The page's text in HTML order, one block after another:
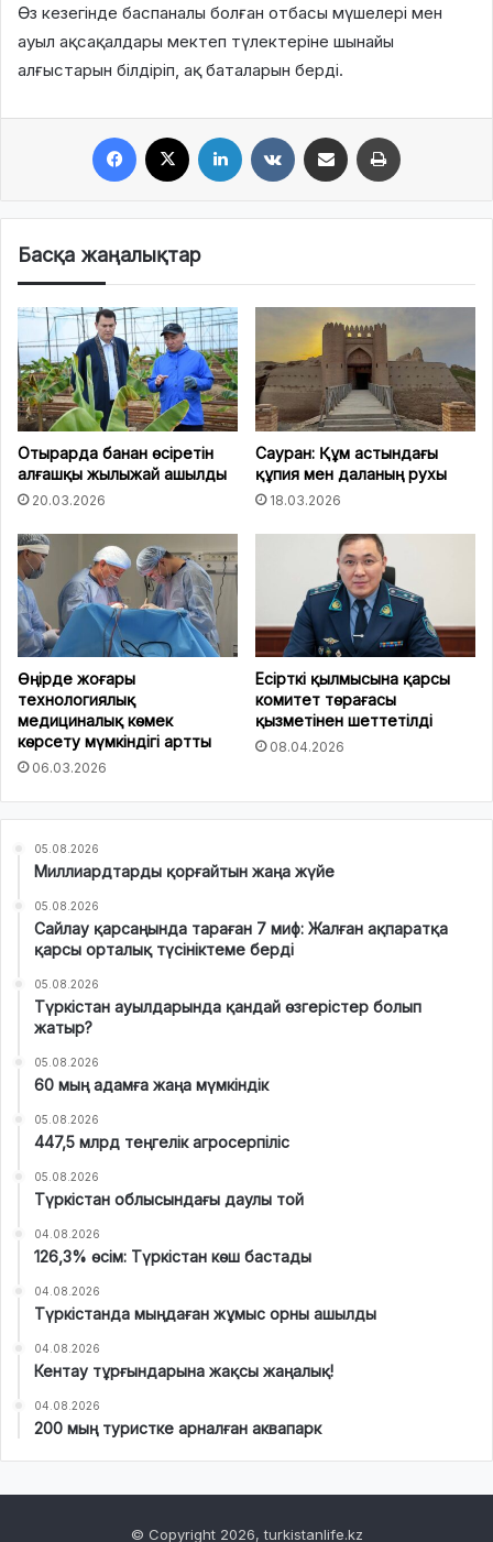
Өз кезегінде баспаналы болған отбасы мүшелері мен
ауыл ақсақалдары мектеп түлектеріне шынайы
алғыстарын білдіріп, ақ баталарын берді.
Басқа жаңалықтар
Отырарда банан өсіретін
алғашқы жылыжай ашылды
20.03.2026
Сауран: Құм астындағы
құпия мен даланың рухы
18.03.2026
Өңірде жоғары
технологиялық
медициналық көмек
көрсету мүмкіндігі артты
06.03.2026
Есірткі қылмысына қарсы
комитет төрағасы
қызметінен шеттетілді
08.04.2026
05.08.2026
Миллиардтарды қорғайтын жаңа жүйе
05.08.2026
Сайлау қарсаңында тараған 7 миф: Жалған ақпаратқа
қарсы орталық түсініктеме берді
05.08.2026
Түркістан ауылдарында қандай өзгерістер болып
жатыр?
05.08.2026
60 мың адамға жаңа мүмкіндік
05.08.2026
447,5 млрд теңгелік агросерпіліс
05.08.2026
Түркістан облысындағы даулы той
04.08.2026
126,3% өсім: Түркістан көш бастады
04.08.2026
Түркістанда мыңдаған жұмыс орны ашылды
04.08.2026
Кентау тұрғындарына жақсы жаңалық!
04.08.2026
200 мың туристке арналған аквапарк
© Copyright 2026, turkistanlife.kz